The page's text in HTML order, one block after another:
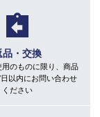
品・交換
のものに限り、商品
以内にお問い合わせ
ください